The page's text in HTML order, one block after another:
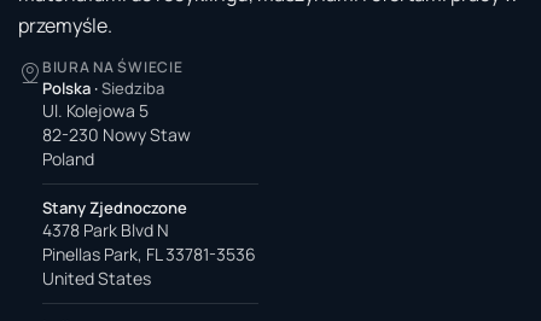
przemyśle.
BIURA NA ŚWIECIE
Polska ·Siedziba
Ul. Kolejowa 5
82-230 Nowy Staw
Poland
Stany Zjednoczone
4378 Park Blvd N
Pinellas Park, FL 33781-3536
United States